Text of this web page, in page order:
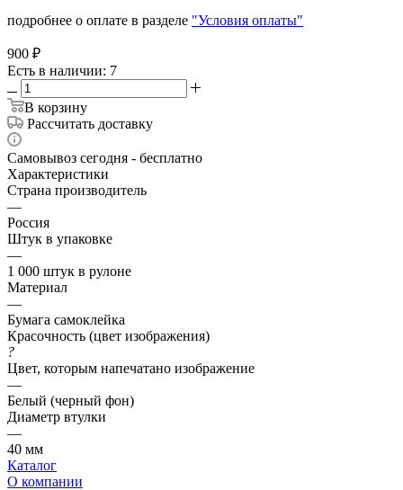
подробнее о оплате в разделе "Условия оплаты"
900 ₽
Есть в наличии: 7
В корзину
Рассчитать доставку
Самовывоз сегодня - бесплатно
Характеристики
Страна производитель
—
Россия
Штук в упаковке
—
1 000 штук в рулоне
Материал
—
Бумага самоклейка
Красочность (цвет изображения)
?
Цвет, которым напечатано изображение
—
Белый (черный фон)
Диаметр втулки
—
40 мм
Каталог
О компании